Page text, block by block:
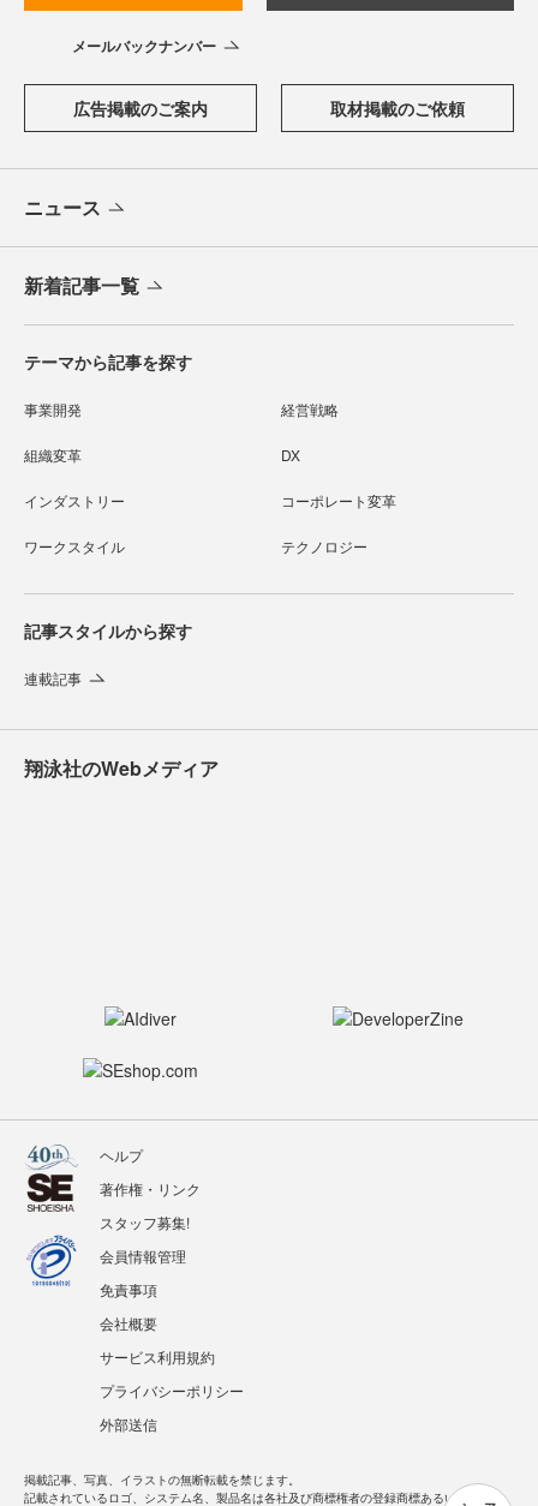
メールバックナンバー
広告掲載のご案内 取材掲載のご依頼
ニュース
新着記事一覧
テーマから記事を探す
事業開発 経営戦略
組織変革 DX
インダストリー コーポレート変革
ワークスタイル テクノロジー
記事スタイルから探す
連載記事
翔泳社のWebメディア
ヘルプ
著作権・リンク
スタッフ募集!
会員情報管理
免責事項
会社概要
サービス利用規約
プライバシーポリシー
外部送信
掲載記事、写真、イラストの無断転載を禁じます。
記載されているロゴ、システム名、製品名は各社及び商標権者の登録商標あるいは商標で